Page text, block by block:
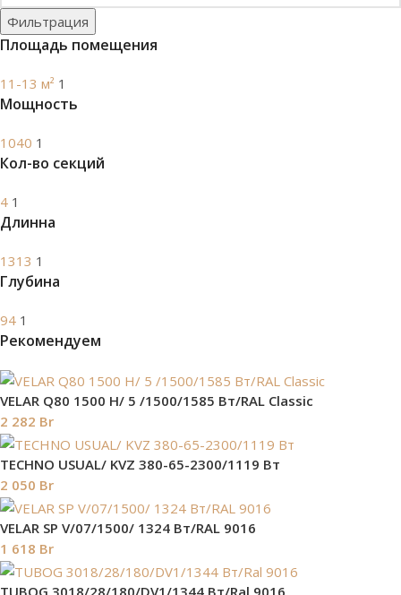
Фильтрация
Площадь помещения
11-13 м² 1
Мощность
1040 1
Кол-во секций
4 1
Длинна
1313 1
Глубина
94 1
Рекомендуем
VELAR Q80 1500 H/ 5 /1500/1585 Вт/RAL Classic
2 282 Br
TECHNO USUAL/ KVZ 380-65-2300/1119 Вт
2 050 Br
VELAR SP V/07/1500/ 1324 Bт/RAL 9016
1 618 Br
TUBOG 3018/28/180/DV1/1344 Вт/Ral 9016